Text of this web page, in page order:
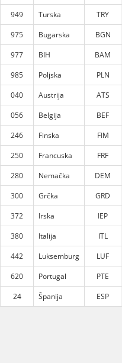
949
Turska TRY
975
Bugarska BGN
977
BIH BAM
985
Poljska PLN
040
Austrija ATS
056
Belgija BEF
246
Finska FIM
250
Francuska FRF
280
Nemačka DEM
300
Grčka GRD
372
Irska IEP
380
Italija ITL
442
Luksemburg LUF
620
Portugal PTE
24
Španija ESP